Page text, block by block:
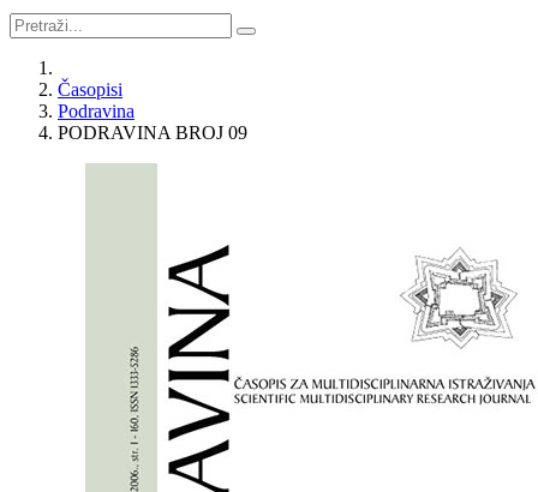
Časopisi
Podravina
PODRAVINA BROJ 09